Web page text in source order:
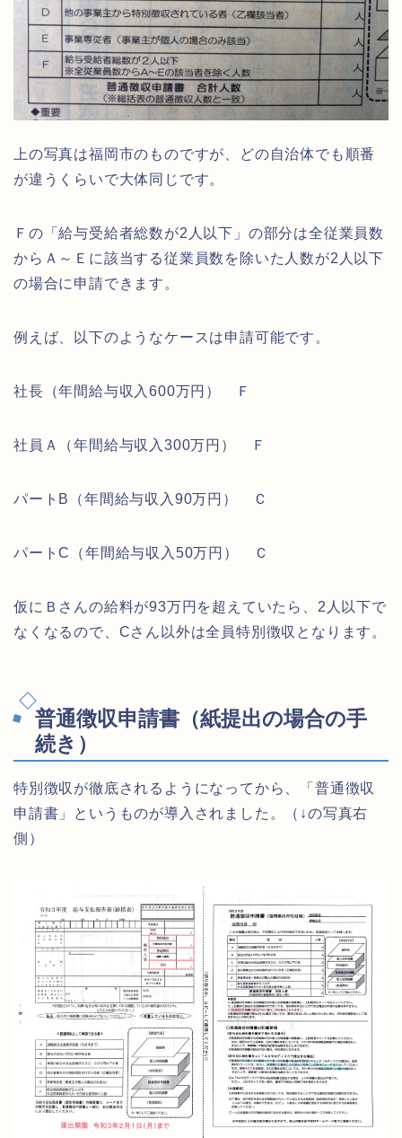
上の写真は福岡市のものですが、どの自治体でも順番
が違うくらいで大体同じです。
Ｆの「給与受給者総数が2人以下」の部分は全従業員数
からＡ～Ｅに該当する従業員数を除いた人数が2人以下
の場合に申請できます。
例えば、以下のようなケースは申請可能です。
社長（年間給与収入600万円） Ｆ
社員Ａ（年間給与収入300万円） Ｆ
パートB（年間給与収入90万円） Ｃ
パートC（年間給与収入50万円） Ｃ
仮にＢさんの給料が93万円を超えていたら、2人以下で
なくなるので、Cさん以外は全員特別徴収となります。
普通徴収申請書（紙提出の場合の手
続き）
特別徴収が徹底されるようになってから、「普通徴収
申請書」というものが導入されました。（↓の写真右
側）